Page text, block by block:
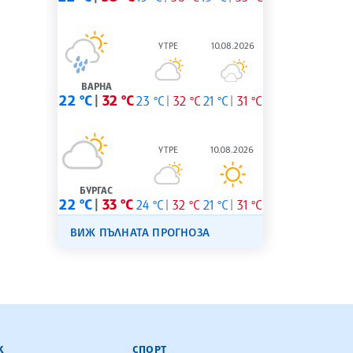
ВАРНА
22 °C 32 °C
УТРЕ
23 °C 32 °C
10.08.2026
21 °C 31 °C
БУРГАС
22 °C 33 °C
УТРЕ
24 °C 32 °C
10.08.2026
21 °C 31 °C
ВИЖ ПЪЛНАТА ПРОГНОЗА
СПОРТ